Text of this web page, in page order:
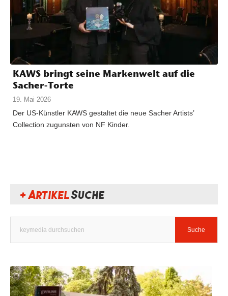
KAWS bringt seine Markenwelt auf die
Sacher-Torte
19. Mai 2026
Der US-Künstler KAWS gestaltet die neue Sacher Artists’
Collection zugunsten von NF Kinder.
+ Artikel Suche